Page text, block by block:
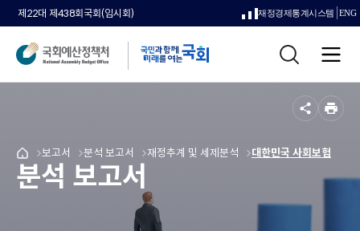
제22대 제438회국회(임시회)
새
으
림
재정경제통계시스템 ENG
검
전
체
뉴
국
회
예
메
뉴
보고서
메
뉴
로
분석 보고서
메
로
이
동
재정추계 및 세제분석
메
이
대한민국 사회보험
분석 보고서
공
인